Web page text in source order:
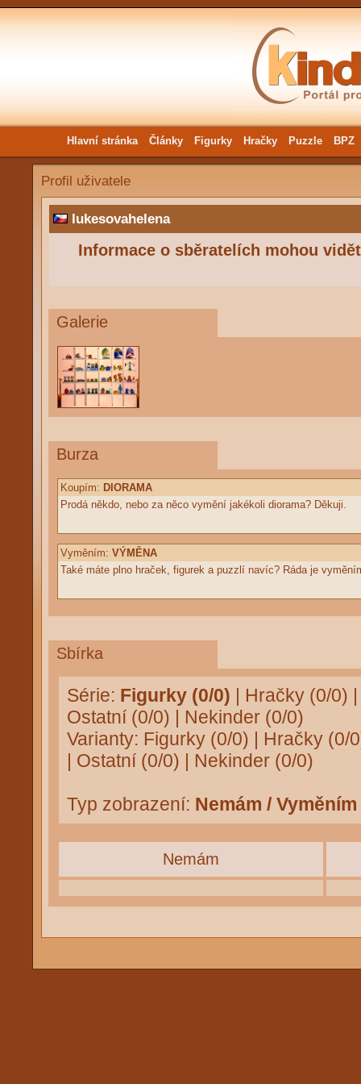
Hlavní stránka Články Figurky Hračky Puzzle BPZ
Profil uživatele
lukesovahelena
Informace o sběratelích mohou
Galerie
Burza
Koupím: DIORAMA
Prodá někdo, nebo za něco vymění jakékoli diorama? Děkuji.
Vyměním: VÝMĚNA
Také máte plno hraček, figurek a puzzlí navíc? Ráda je
Sbírka
Série: Figurky (0/0) | Hračky (0/0)
Ostatní (0/0) | Nekinder (0/0)
Varianty: Figurky (0/0) | Hračky (0/
| Ostatní (0/0) | Nekinder (0/0)
Typ zobrazení: Nemám / Vyměním
Nemám